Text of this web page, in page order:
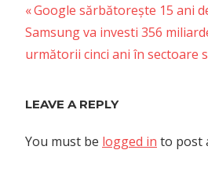
Post
navigation
Previous
Post:
Google sărbătorește 15 ani
Next
Post:
Samsung va investi 356
următorii cinci ani în sectoare
LEAVE A REPLY
You must be logged in to post